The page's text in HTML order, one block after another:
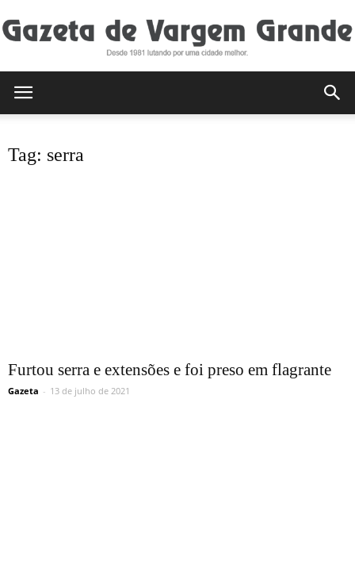
Tag: serra
Furtou serra e extensões e foi preso em flagrante
Gazeta - 13 de julho de 2021